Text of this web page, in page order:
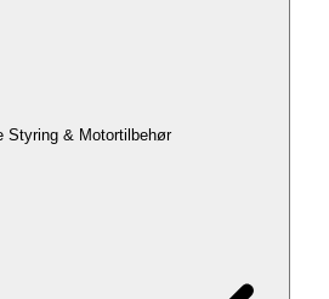
Styring & Motortilbehør